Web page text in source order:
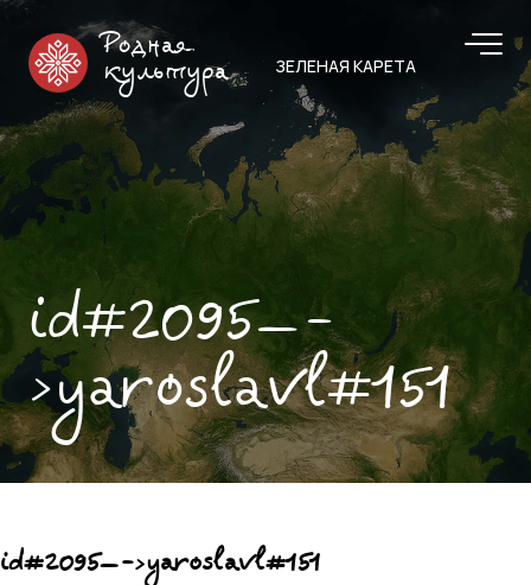
Родная
культура
ЗЕЛЕНАЯ КАРЕТА
id#2095—-
>yaroslavl#151
id#2095—->yaroslavl#151